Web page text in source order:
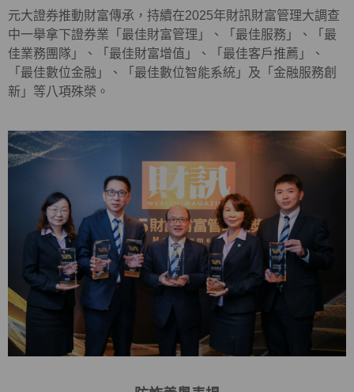
元大證券推動財富傳承，持續在2025年財訊財富管理大調查
中一舉拿下證券業「最佳財富管理」、「最佳服務」、「最
佳業務團隊」、「最佳財富增值」、「最佳客戶推薦」、
「最佳數位金融」、「最佳數位智能系統」及「金融服務創
新」等八項殊榮。